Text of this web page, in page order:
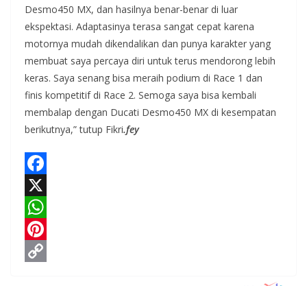
Desmo450 MX, dan hasilnya benar-benar di luar
ekspektasi. Adaptasinya terasa sangat cepat karena
motornya mudah dikendalikan dan punya karakter yang
membuat saya percaya diri untuk terus mendorong lebih
keras. Saya senang bisa meraih podium di Race 1 dan
finis kompetitif di Race 2. Semoga saya bisa kembali
membalap dengan Ducati Desmo450 MX di kesempatan
berikutnya,” tutup Fikri.fey
F
a
c
e
X
W
h
P